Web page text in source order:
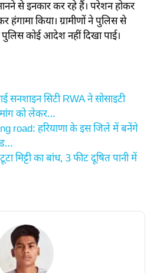
से इनकार कर रहे हैं। परेशन होकर
हंगामा किया। ग्रामीणों ने पुलिस से
कोई आदेश नहीं दिखा पाई।
सनशाइन सिटी RWA ने सोसाइटी
को लेकर…
road: हरियाणा के इस जिले में बनेंगे
मिट्टी का बांध, 3 फीट दूषित पानी में